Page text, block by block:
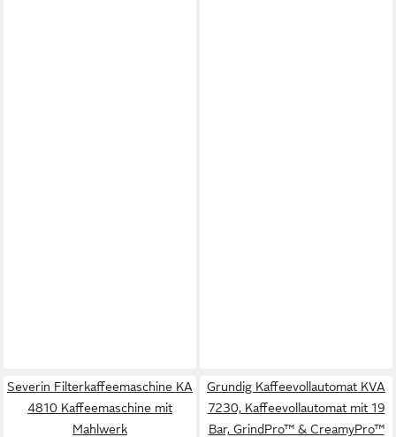
Severin Filterkaffeemaschine KA
4810 Kaffeemaschine mit
Mahlwerk
Grundig Kaffeevollautomat KVA
7230, Kaffeevollautomat mit 19
Bar, GrindPro™ & CreamyPro™